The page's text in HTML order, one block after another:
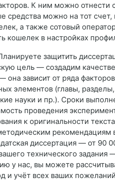
К ним можно
средства можно на тот
а также сотовый
кошелек в настройках
защитить
цель — создадим
зависит от ряда
элементов (главы,
науки и пр.). Сроки
проведения
к оригинальности
диссертация — от 90
технического
у нас, вы можете
и учёт всех ваших